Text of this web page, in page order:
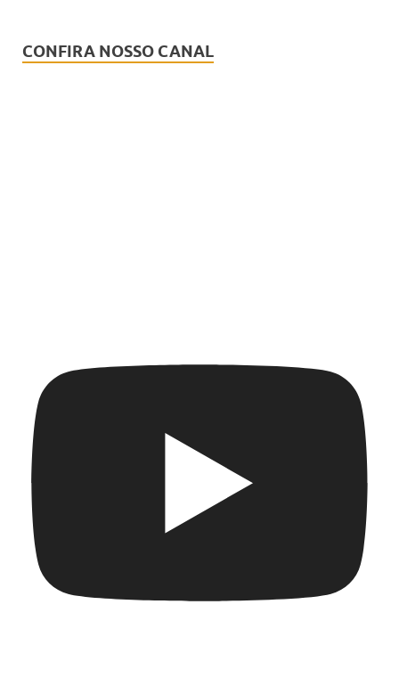
CONFIRA NOSSO CANAL